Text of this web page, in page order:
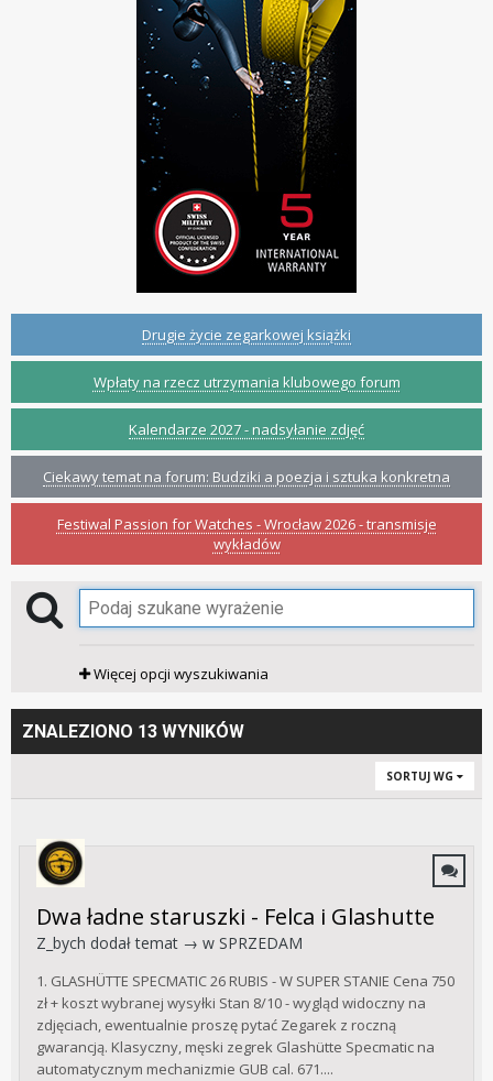
Drugie życie zegarkowej książki
Wpłaty na rzecz utrzymania klubowego forum
Kalendarze 2027 - nadsyłanie zdjęć
Ciekawy temat na forum: Budziki a poezja i sztuka konkretna
Festiwal Passion for Watches - Wrocław 2026 - transmisje
wykładów
Więcej opcji wyszukiwania
ZNALEZIONO 13 WYNIKÓW
SORTUJ WG
Dwa ładne staruszki - Felca i Glashutte
Z_bych dodał temat → w SPRZEDAM
1. GLASHÜTTE SPECMATIC 26 RUBIS - W SUPER STANIE Cena 750
zł + koszt wybranej wysyłki Stan 8/10 - wygląd widoczny na
zdjęciach, ewentualnie proszę pytać Zegarek z roczną
gwarancją. Klasyczny, męski zegrek Glashütte Specmatic na
automatycznym mechanizmie GUB cal. 671....